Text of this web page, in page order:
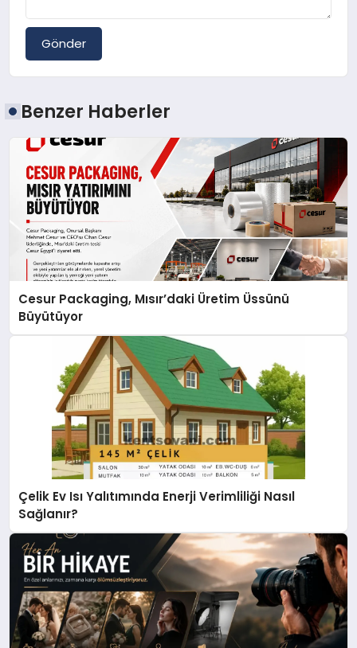
Gönder
Benzer Haberler
Cesur Packaging, Mısır’daki Üretim Üssünü
Büyütüyor
Çelik Ev Isı Yalıtımında Enerji Verimliliği Nasıl
Sağlanır?